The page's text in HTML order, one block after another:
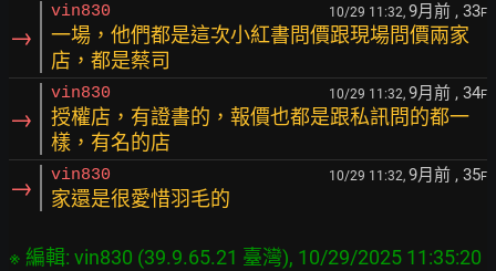
→
vin830 10/29 11:32, 9月前 , 33F
一場，他們都是這次小紅書問價跟現場問價兩家
店，都是蔡司
→
vin830 10/29 11:32, 9月前 , 34F
授權店，有證書的，報價也都是跟私訊問的都一
樣，有名的店
→ vin830 10/29 11:32, 9月前 , 35F
家還是很愛惜羽毛的
※ 編輯: vin830 (39.9.65.21 臺灣), 10/29/2025 11:35:20